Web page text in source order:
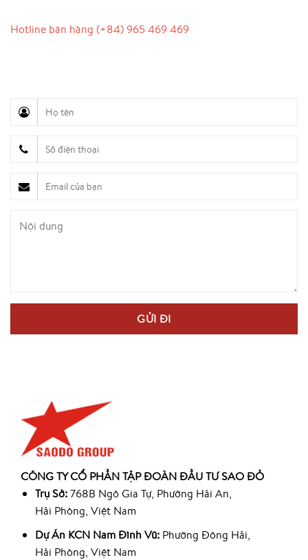
Hotline bán hàng (+84) 965 469 469
CÔNG TY CỔ PHẦN TẬP ĐOÀN ĐẦU TƯ SAO ĐỎ
Trụ Sở:768B Ngô Gia Tự, Phường Hải An,
Hải Phòng, Việt Nam
Dự Án KCN Nam Đình Vũ:Phường Đông Hải,
Hải Phòng, Việt Nam